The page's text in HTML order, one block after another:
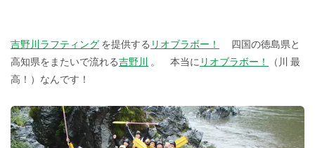
吉野川ラフティング を提供する リオブラボー！
四国の徳島県と
高知県をまたいで流れる吉野川 。 本当に リオブラボー！
（川 最
高！）なんです！